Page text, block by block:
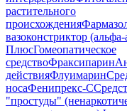
растительного
происхождения
вазоконстриктор
ПлюсГомеопатическое
средствоФраксипарин
действияФлуимарин
носаФенипрекс-С
"простуды"